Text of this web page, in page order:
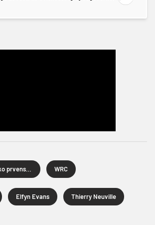
WRC
Elfyn Evans Thierry Neuville